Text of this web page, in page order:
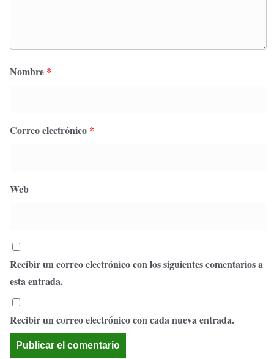
Nombre *
Correo electrónico *
Web
Recibir un correo electrónico con los siguientes comentarios a
esta entrada.
Recibir un correo electrónico con cada nueva entrada.